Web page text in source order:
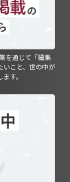
を通じて「編集
いこと、世の中が
す。